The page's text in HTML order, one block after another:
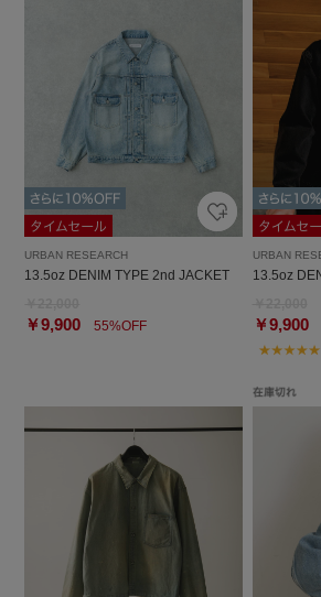
URBAN RESEARCH
13.5oz DENIM TYPE 2nd JACKET
￥9,900 55%OFF
URBAN
13.5oz
￥9,900